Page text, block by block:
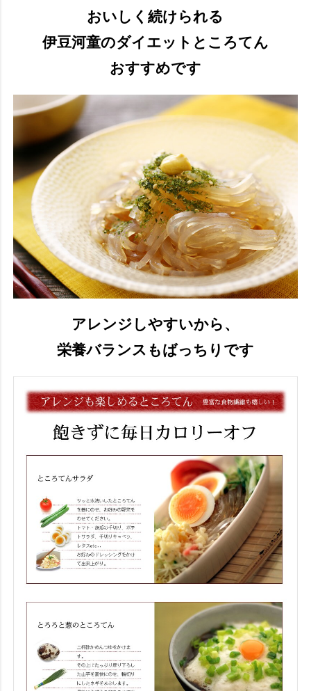
おいしく続けられる
伊豆河童のダイエットところてん
おすすめです
アレンジしやすいから、
栄養バランスもばっちりです